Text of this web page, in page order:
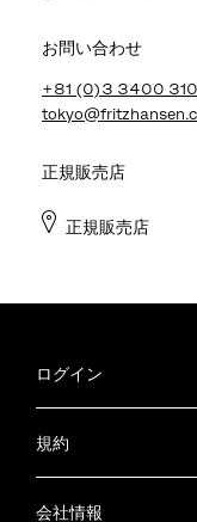
お問い合わせ
+81 (0)3 3400
正規販売店
正規販売店
ログイン
規約
会社情報